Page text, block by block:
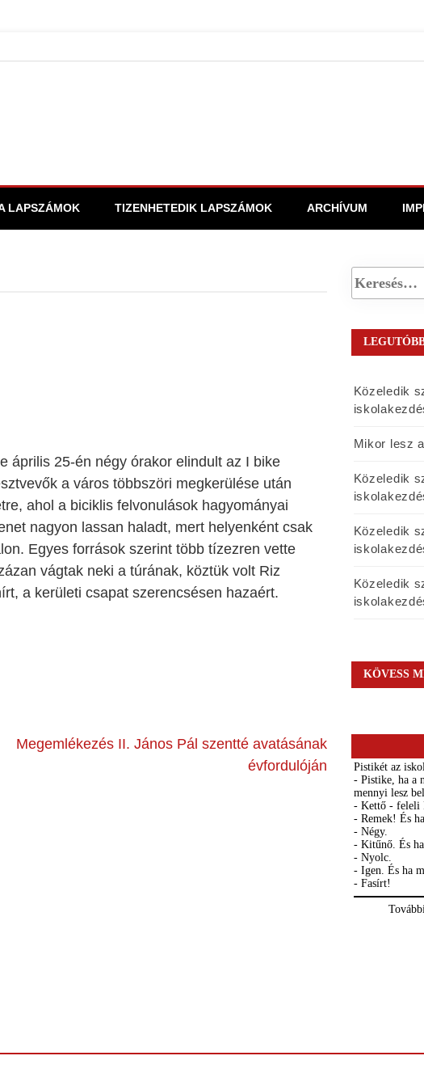
LAPSZÁMOK TIZENHETEDIK LAPSZÁMOK ARCHÍVUM
április 25-én négy órakor elindult az I bike
a város többszöri megkerülése után
ahol a biciklis felvonulások hagyományai
nagyon lassan haladt, mert helyenként csak
Egyes források szerint több tízezren vette
vágtak neki a túrának, köztük volt Riz
a kerületi csapat szerencsésen hazaért.
Megemlékezés II. János Pál szentté avatásának
évfordulóján
Közeledik
Mikor lesz
Közeledik
Közeledik
Közeledik
KÖVESS